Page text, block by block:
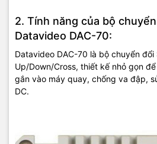
2. Tính năng của bộ
Datavideo DAC-70:
Datavideo DAC-70 là bộ chuyển đổi
Up/Down/Cross, thiết kế nhỏ gọn
gắn vào máy quay, chống va đập,
DC.